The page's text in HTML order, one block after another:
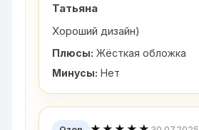
Татьяна
Хороший дизайн)
Плюсы: Жёсткая обложка
Минусы: Нет